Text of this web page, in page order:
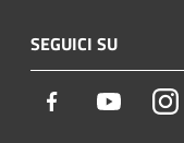
SEGUICI SU
Facebook Youtube